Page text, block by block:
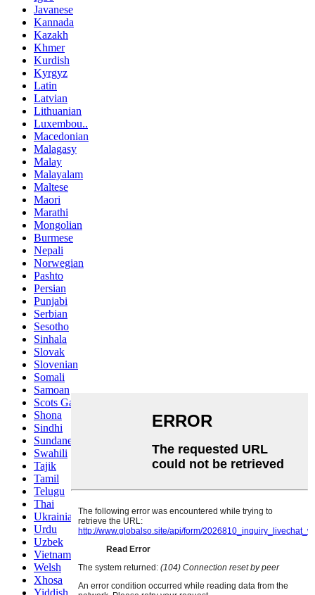
Javanese
Kannada
Kazakh
Khmer
Kurdish
Kyrgyz
Latin
Latvian
Lithuanian
Luxembou..
Macedonian
Malagasy
Malay
Malayalam
Maltese
Maori
Marathi
Mongolian
Burmese
Nepali
Norwegian
Pashto
Persian
Punjabi
Serbian
Sesotho
Sinhala
Slovak
Slovenian
Somali
Samoan
Scots Gaelic
Shona
Sindhi
Sundanese
Swahili
Tajik
Tamil
Telugu
Thai
Ukrainian
Urdu
Uzbek
Vietnamese
Welsh
Xhosa